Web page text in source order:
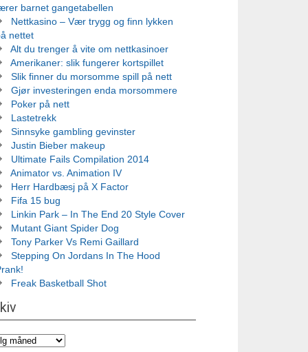
barnet gangetabellen
Nettkasino – Vær trygg og finn lykken
nettet
Alt du trenger å vite om nettkasinoer
Amerikaner: slik fungerer kortspillet
Slik finner du morsomme spill på nett
Gjør investeringen enda morsommere
Poker på nett
Lastetrekk
Sinnsyke gambling gevinster
Justin Bieber makeup
Ultimate Fails Compilation 2014
Animator vs. Animation IV
Herr Hardbæsj på X Factor
Fifa 15 bug
Linkin Park – In The End 20 Style Cover
Mutant Giant Spider Dog
Tony Parker Vs Remi Gaillard
Stepping On Jordans In The Hood
Freak Basketball Shot